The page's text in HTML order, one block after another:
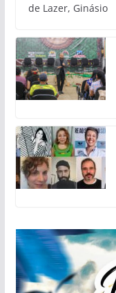
de Lazer, Ginásio